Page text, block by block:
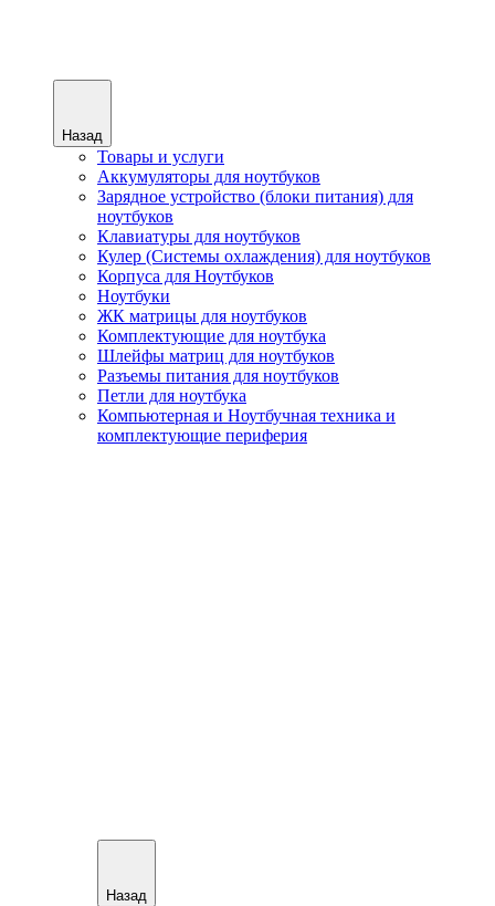
Назад
Товары и услуги
Аккумуляторы для ноутбуков
Зарядное устройство (блоки питания) для
ноутбуков
Клавиатуры для ноутбуков
Кулер (Системы охлаждения) для ноутбуков
Корпуса для Ноутбуков
Ноутбуки
ЖК матрицы для ноутбуков
Комплектующие для ноутбука
Шлейфы матриц для ноутбуков
Разъемы питания для ноутбуков
Петли для ноутбука
Компьютерная и Ноутбучная техника и
комплектующие периферия
Назад